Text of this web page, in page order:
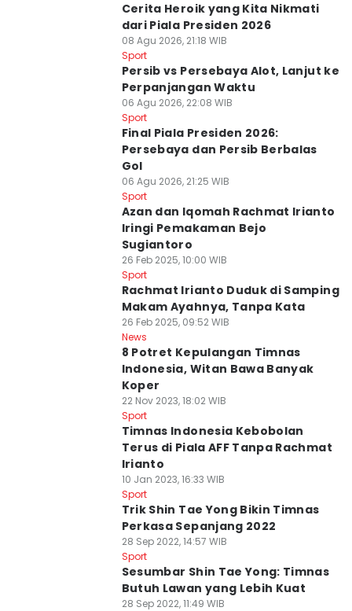
Cerita Heroik yang Kita Nikmati
dari Piala Presiden 2026
08 Agu 2026, 21:18 WIB
Sport
Persib vs Persebaya Alot, Lanjut ke
Perpanjangan Waktu
06 Agu 2026, 22:08 WIB
Sport
Final Piala Presiden 2026:
Persebaya dan Persib Berbalas
Gol
06 Agu 2026, 21:25 WIB
Sport
Azan dan Iqomah Rachmat Irianto
Iringi Pemakaman Bejo
Sugiantoro
26 Feb 2025, 10:00 WIB
Sport
Rachmat Irianto Duduk di Samping
Makam Ayahnya, Tanpa Kata
26 Feb 2025, 09:52 WIB
News
8 Potret Kepulangan Timnas
Indonesia, Witan Bawa Banyak
Koper
22 Nov 2023, 18:02 WIB
Sport
Timnas Indonesia Kebobolan
Terus di Piala AFF Tanpa Rachmat
Irianto
10 Jan 2023, 16:33 WIB
Sport
Trik Shin Tae Yong Bikin Timnas
Perkasa Sepanjang 2022
28 Sep 2022, 14:57 WIB
Sport
Sesumbar Shin Tae Yong: Timnas
Butuh Lawan yang Lebih Kuat
28 Sep 2022, 11:49 WIB